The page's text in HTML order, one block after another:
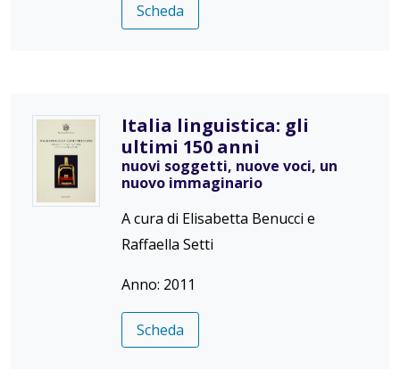
Scheda
Italia linguistica: gli
ultimi 150 anni
nuovi soggetti, nuove voci, un
nuovo immaginario
A cura di Elisabetta Benucci e
Raffaella Setti
Anno: 2011
Scheda